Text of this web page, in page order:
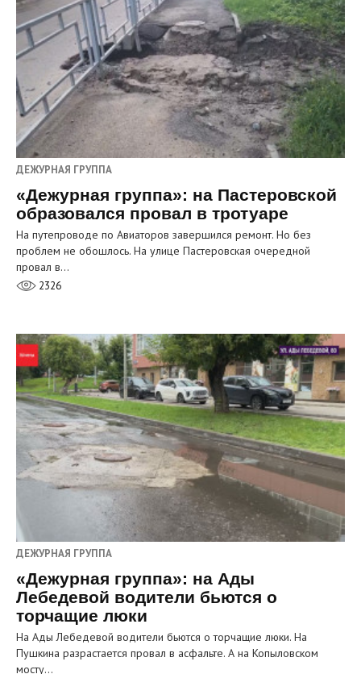
ДЕЖУРНАЯ ГРУППА
«Дежурная группа»: на Пастеровской
образовался провал в тротуаре
На путепроводе по Авиаторов завершился ремонт. Но без
проблем не обошлось. На улице Пастеровская очередной
провал в…
2326
ДЕЖУРНАЯ ГРУППА
«Дежурная группа»: на Ады
Лебедевой водители бьются о
торчащие люки
На Ады Лебедевой водители бьются о торчащие люки. На
Пушкина разрастается провал в асфальте. А на Копыловском
мосту…